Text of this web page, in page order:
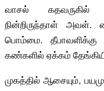
வாசல் கதவருகில்
நின்றிருந்தாள்
பொம்மை. தீபாவளிக்கு
கண்களில் ஏக்கம்
முகத்தில் ஆசையும்,